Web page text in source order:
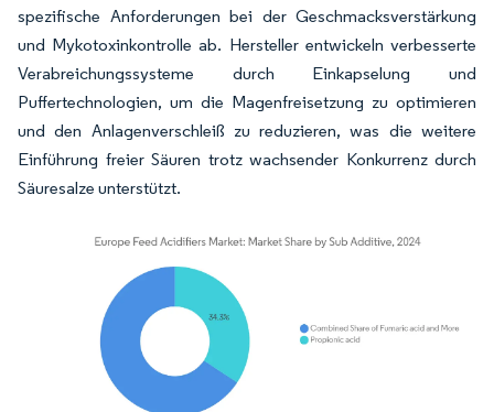
spezifische Anforderungen bei der Geschmacksverstärkung
und Mykotoxinkontrolle ab. Hersteller entwickeln verbesserte
Verabreichungssysteme durch Einkapselung und
Puffertechnologien, um die Magenfreisetzung zu optimieren
und den Anlagenverschleiß zu reduzieren, was die weitere
Einführung freier Säuren trotz wachsender Konkurrenz durch
Säuresalze unterstützt.